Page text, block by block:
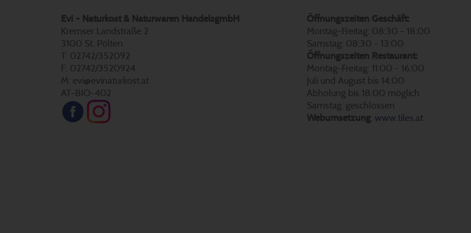
Evi - Naturkost & Naturwaren HandelsgmbH
Kremser Landstraße 2
3100 St. Pölten
T: 02742/352092
F: 02742/3520924
M: evi@evinaturkost.at
AT-BIO-402
Öffnungszeiten Geschäft:
Montag-Freitag: 08:30 - 18:00
Samstag: 08:30 - 13:00
Öffnungszeiten Restaurant:
Montag-Freitag: 11:00 - 16:00
Juli und August bis 14:00
Abholung bis 18:00 möglich
Samstag: geschlossen
Webumsetzung: www.tiles.at